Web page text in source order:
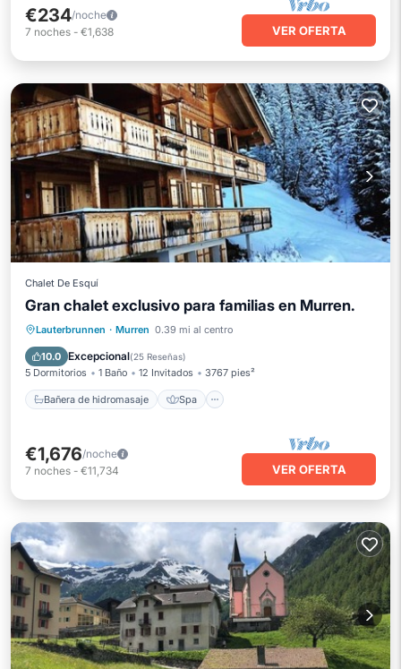
€234/noche
7 noches - €1,638 VER OFERTA
Chalet De Esquí
Gran chalet exclusivo para familias en Murren.
Lauterbrunnen · Murren 0.39 mi al centro
10.0 Excepcional(25 Reseñas)
5 Dormitorios 1 Baño 12 Invitados 3767 pies²
Bañera de hidromasaje Spa
Bañera de hidromasaje
Spa
Balcón/Terraza
€1,676/noche
7 noches - €11,734 VER OFERTA